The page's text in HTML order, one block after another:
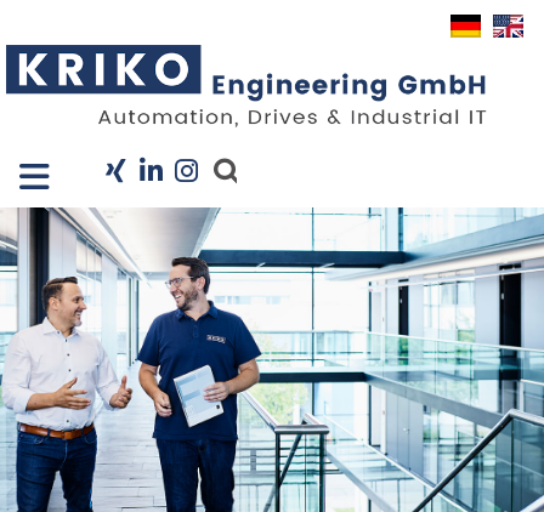
Company
Projects
Industry Solutions
KRIS
Career
News